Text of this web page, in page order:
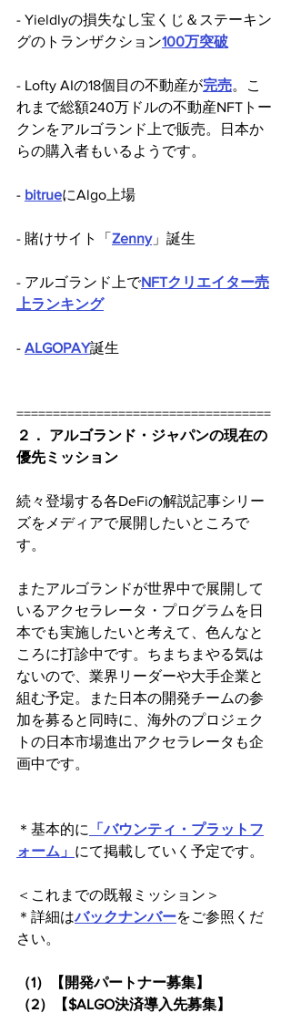
- Yieldlyの損失なし宝くじ＆ステーキン
グのトランザクション100万突破
- Lofty AIの18個目の不動産が完売。こ
れまで総額240万ドルの不動産NFTトー
クンをアルゴランド上で販売。日本か
らの購入者もいるようです。
- bitrueにAlgo上場
- 賭けサイト「 Zenny」誕生
- アルゴランド上でNFTクリエイター売
上ランキング
- ALGOPAY誕生
===================================
２． アルゴランド・ジャパンの現在の
優先ミッション
続々登場する各DeFiの解説記事シリー
ズをメディアで展開したいところで
す。
またアルゴランドが世界中で展開して
いるアクセラレータ・プログラムを日
本でも実施したいと考えて、色んなと
ころに打診中です。ちまちまやる気は
ないので、業界リーダーや大手企業と
組む予定。また日本の開発チームの参
加を募ると同時に、海外のプロジェク
トの日本市場進出アクセラレータも企
画中です。
＊基本的に
「バウンティ・プラットフ
ォーム」 にて掲載していく予定です。
＜これまでの既報ミッション＞
＊詳細はバックナンバーをご参照くだ
さい。
（1）【開発パートナー募集】
（2）【$ALGO決済導入先募集】